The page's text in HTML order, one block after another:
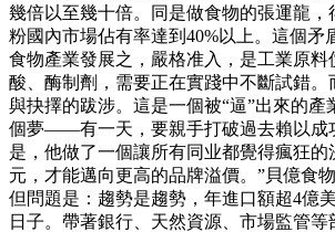
幾倍以至幾十倍。同是做食物的張運龍，
粉國內市場佔有率達到40%以上。這個矛
食物產業發展之，嚴格准入，是工業原料
酸、酶制劑，需要正在實踐中不斷試錯。
與抉擇的跋涉。這是一個被“逼”出來的產
個夢——有一天，要親手打破過去賴以成
是，他做了一個讓所有同业都覺得瘋狂的
元，才能邁向更高的品牌溢價。”貝億食
但問題是：趨勢是趨勢，年進口額超4億
日子。帶著銀行、天然資源、市場監管